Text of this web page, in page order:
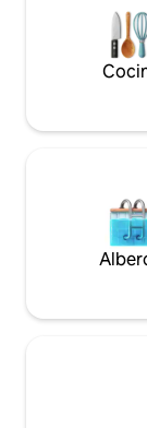
bajo un cielo
incluye la